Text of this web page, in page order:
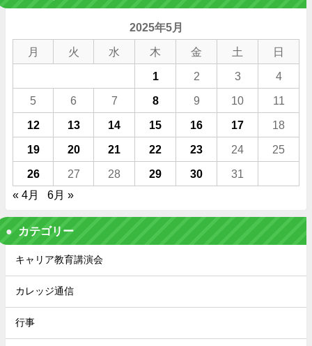
2025年5月
月 火 水 木 金 土 日
1 2 3 4
5 6 7 8 9 10 11
12 13 14 15 16 17 18
19 20 21 22 23 24 25
26 27 28 29 30
31
« 4月
6月 »
カテゴリー
キャリア教育講演会
カレッジ通信
行事